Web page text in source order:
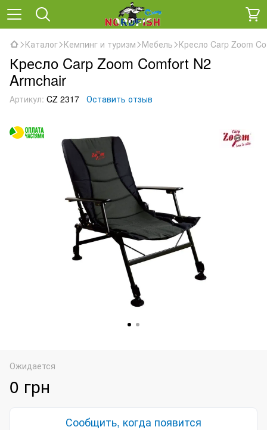
Каталог Кемпинг и туризм Мебель Кресло Carp Zoom
Кресло Carp Zoom Comfort N2
Armchair
Артикул: CZ 2317 Оставить отзыв
Ожидается
0 грн
Сообщить, когда появится